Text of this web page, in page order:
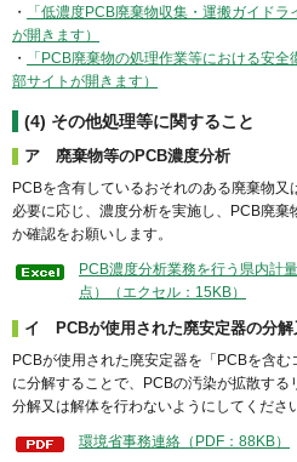
・
「低濃度PCB廃棄物収集・運搬ガイド
が開きます）
・
「PCB廃棄物の処理作業等における安
部サイトが開きます）
(4) その他処理等に関すること
ア 廃棄物等のPCB濃度分析
PCBを含有しているおそれのある廃棄物又
必要に応じ、濃度分析を実施し、PCB廃
か確認をお願いします。
PCB濃度分析業務を行う県内計
点）（エクセル：15KB）
イ PCBが使用された廃安定器の分解
PCBが使用された廃安定器を「PCBを含む
に分解することで、PCBの汚染が拡散す
分解又は解体を行わないようにしてくださ
環境省事務連絡（PDF：88KB）